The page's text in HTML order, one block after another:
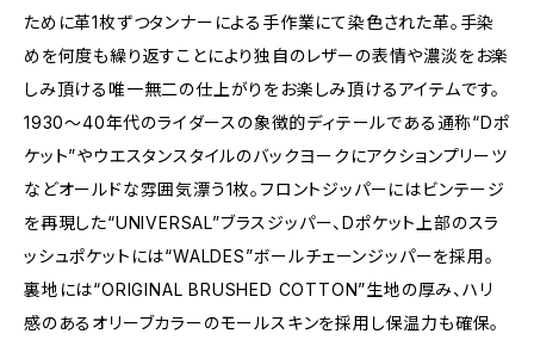
ために革1枚ずつタンナーによる手作業にて染色された革。手染
めを何度も繰り返すことにより独自のレザーの表情や濃淡をお楽
しみ頂ける唯一無二の仕上がりをお楽しみ頂けるアイテムです。
1930〜40年代のライダースの象徴的ディテールである通称“Dポ
ケット”やウエスタンスタイルのバックヨークにアクションプリーツ
などオールドな雰囲気漂う1枚。フロントジッパーにはビンテージ
を再現した“UNIVERSAL”ブラスジッパー、Dポケット上部のスラ
ッシュポケットには“WALDES”ボールチェーンジッパーを採用。
裏地には“ORIGINAL BRUSHED COTTON”生地の厚み、ハリ
感のあるオリーブカラーのモールスキンを採用し保温力も確保。